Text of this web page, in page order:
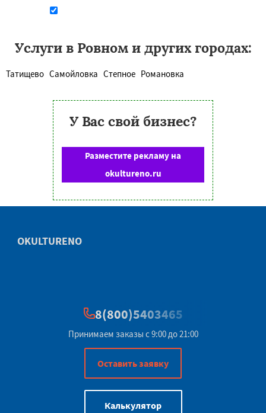
Услуги в Ровном и других городах:
Татищево Самойловка Степное Романовка
У Вас свой бизнес?
Разместите рекламу на
okultureno.ru
OKULTURENO
8(800)5403465
Принимаем заказы с 9:00 до 21:00
Оставить заявку
Калькулятор